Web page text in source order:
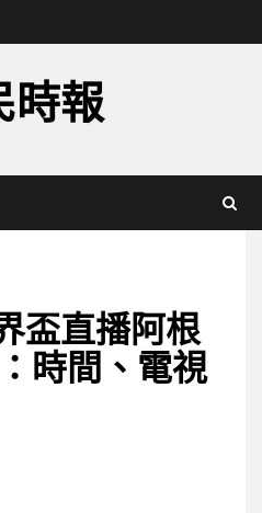
時報
盃直播阿根
時間、電視